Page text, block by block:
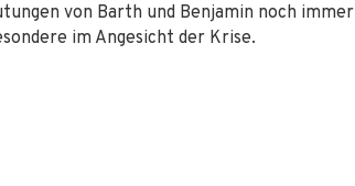
von Barth und Benjamin noch immer
im Angesicht der Krise.